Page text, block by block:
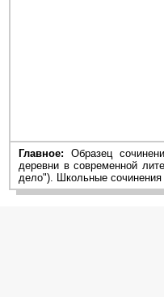
Главное: Образец
деревни в современной
дело"). Школьные